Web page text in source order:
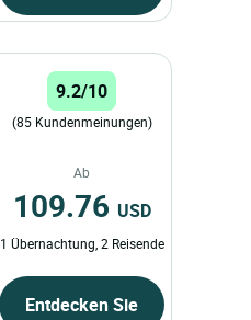
9.2/10
(85 Kundenmeinungen)
Ab
109.76 USD
1 Übernachtung, 2 Reisende
Entdecken Sie